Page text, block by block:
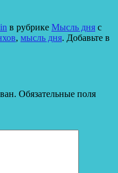
в рубрике Мысль дня с
, мысль дня. Добавьте в
Обязательные поля